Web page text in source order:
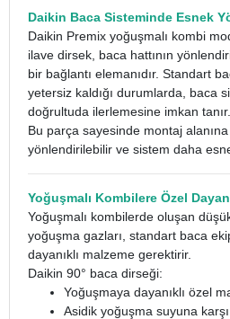
Daikin Baca Sisteminde Esnek
Daikin Premix yoğuşmalı kombi
ilave dirsek, baca hattının
bir bağlantı elemanıdır. Standart
yetersiz kaldığı durumlarda, baca
doğrultuda ilerlemesine imkan tanır.
Bu parça sayesinde montaj alanına
yönlendirilebilir ve sistem daha
Yoğuşmalı Kombilere Özel
Yoğuşmalı kombilerde oluşan
yoğuşma gazları, standart baca
dayanıklı malzeme gerektirir.
Daikin 90° baca dirseği:
Yoğuşmaya dayanıklı özel
Asidik yoğuşma suyuna